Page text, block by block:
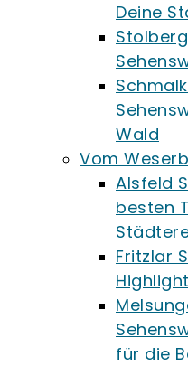
Deine
Wald
Vom
Alsfeld
besten
Fritzlar
für die